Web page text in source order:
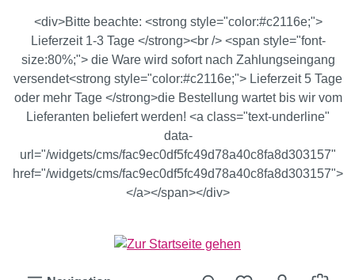
Zum Hauptinhalt springen
<div>Bitte beachte: <strong style="color:#c2116e;">
Lieferzeit 1-3 Tage </strong><br /> <span style="font-
size:80%;"> die Ware wird sofort nach Zahlungseingang
versendet<strong style="color:#c2116e;"> Lieferzeit 5 Tage
oder mehr Tage </strong>die Bestellung wartet bis wir vom
Lieferanten beliefert werden! <a class="text-underline"
data-
url="/widgets/cms/fac9ec0df5fc49d78a40c8fa8d303157"
href="/widgets/cms/fac9ec0df5fc49d78a40c8fa8d303157">
</a></span></div>